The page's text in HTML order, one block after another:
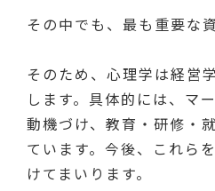
その中でも、最も重要な
そのため、心理学は経営
します。具体的には、マ
動機づけ、教育・研修・
ています。今後、これら
けてまいります。